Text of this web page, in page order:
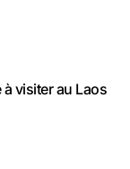
à visiter au Laos